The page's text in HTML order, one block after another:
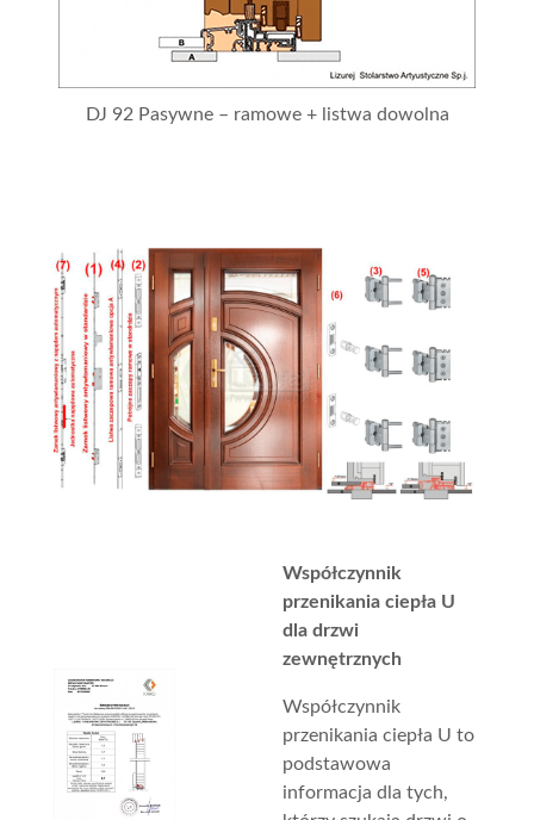
DJ 92 Pasywne – ramowe + listwa dowolna
Współczynnik
przenikania ciepła U
dla drzwi
zewnętrznych
Współczynnik
przenikania ciepła U to
podstawowa
informacja dla tych,